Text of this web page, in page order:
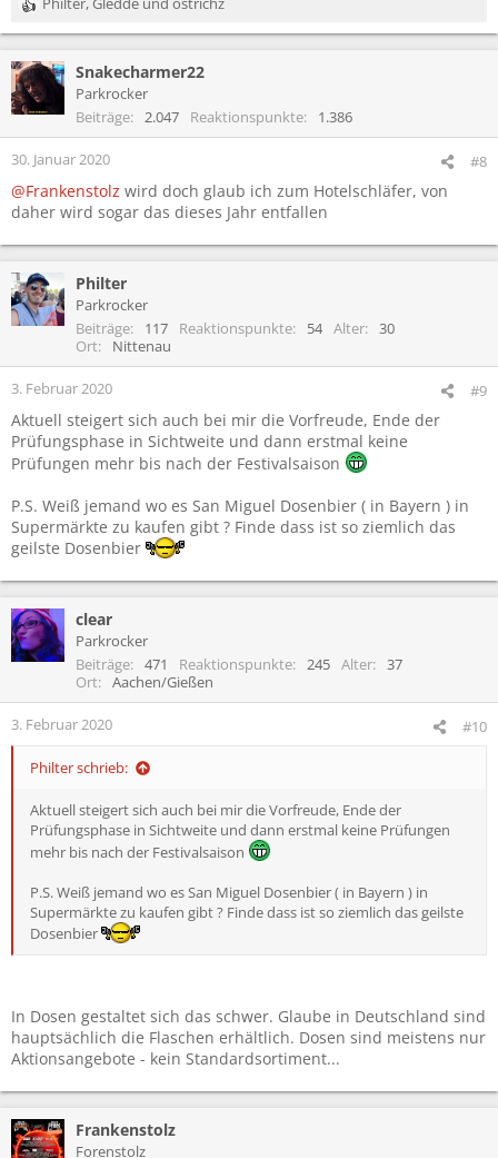
R
e
k
t
i
n
n
:
Snakecharmer22
Parkrocker
Beiträge
2.047 Reaktionspunkte 1.386
30. Januar 2020 #8
@Frankenstolz wird doch glaub ich zum Hotelschläfer, von
daher wird sogar das dieses Jahr entfallen
Philter
Parkrocker
Beiträge
117 Reaktionspunkte 54 Alter
30
Ort
Nittenau
3. Februar 2020 #9
Aktuell steigert sich auch bei mir die Vorfreude, Ende der
Prüfungsphase in Sichtweite und dann erstmal keine
Prüfungen mehr bis nach der Festivalsaison
P.S. Weiß jemand wo es San Miguel Dosenbier ( in Bayern ) in
Supermärkte zu kaufen gibt ? Finde dass ist so ziemlich das
geilste Dosenbier
clear
Parkrocker
Beiträge
471 Reaktionspunkte 245 Alter
37
Ort
Aachen/Gießen
3. Februar 2020 #10
Philter schrieb:
Aktuell steigert sich auch bei mir die Vorfreude, Ende der
Prüfungsphase in Sichtweite und dann erstmal keine Prüfungen
mehr bis nach der Festivalsaison
P.S. Weiß jemand wo es San Miguel Dosenbier ( in Bayern ) in
Supermärkte zu kaufen gibt ? Finde dass ist so ziemlich das geilste
Dosenbier
In Dosen gestaltet sich das schwer. Glaube in Deutschland sind
hauptsächlich die Flaschen erhältlich. Dosen sind meistens nur
Aktionsangebote - kein Standardsortiment...
Frankenstolz
Forenstolz